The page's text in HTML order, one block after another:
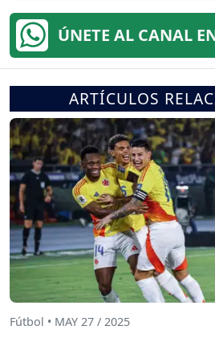
ÚNETE AL CANAL
ARTÍCULOS
Fútbol • MAY 27 / 2025